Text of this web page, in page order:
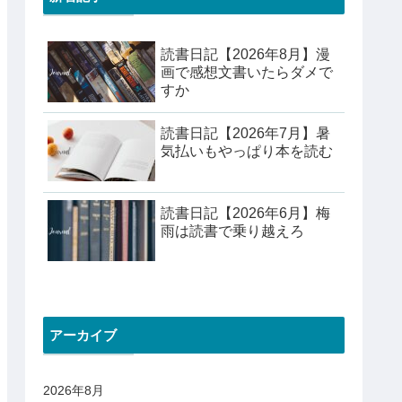
読書日記【2026年8月】漫
画で感想文書いたらダメで
すか
読書日記【2026年7月】暑
気払いもやっぱり本を読む
読書日記【2026年6月】梅
雨は読書で乗り越えろ
アーカイブ
2026年8月